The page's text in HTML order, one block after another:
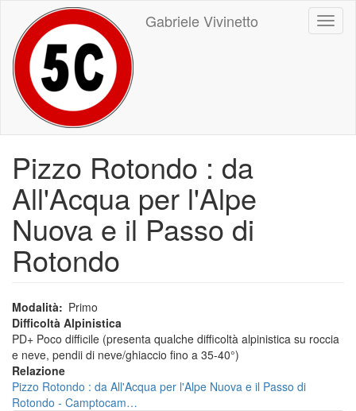
contenuto
principale
Gabriele Vivinetto
Pizzo Rotondo : da
All'Acqua per l'Alpe
Nuova e il Passo di
Rotondo
Modalità
Primo
Difficoltà Alpinistica
PD+ Poco difficile (presenta qualche difficoltà alpinistica su roccia
e neve, pendii di neve/ghiaccio fino a 35-40°)
Relazione
Pizzo Rotondo : da All'Acqua per l'Alpe Nuova e il Passo di
Rotondo - Camptocam…